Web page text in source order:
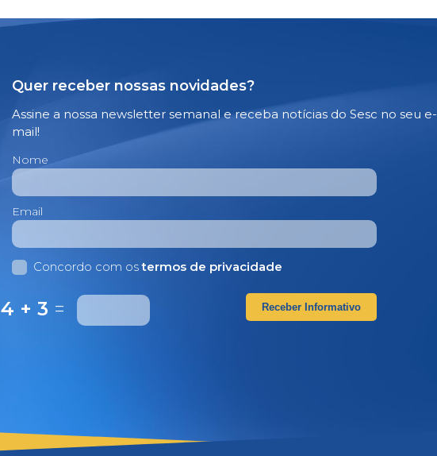
Quer receber nossas novidades?
Assine a nossa newsletter semanal e receba notícias do Sesc no seu e-
mail!
Nome
Email
Concordo com ostermos de privacidade
4 + 3 = Receber Informativo